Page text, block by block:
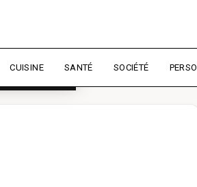
CUISINE SANTÉ SOCIÉTÉ PERSO